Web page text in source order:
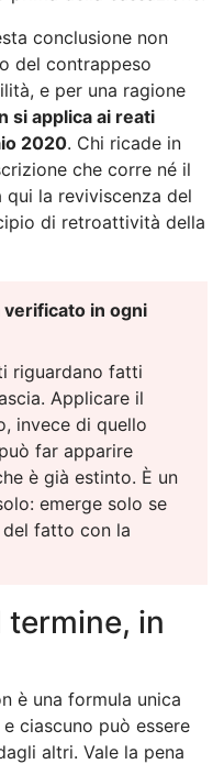
conclusione non
del contrappeso
e per una ragione
si applica ai reati
2020. Chi ricade in
che corre né il
qui la reviviscenza del
di retroattività della
in ogni
riguardano fatti
Applicare il
invece di quello
far apparire
è già estinto. È un
emerge solo se
fatto con la
termine, in
è una formula unica
ciascuno può essere
altri. Vale la pena